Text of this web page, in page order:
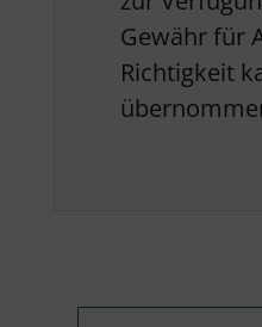
Gewähr für
Richtigkeit